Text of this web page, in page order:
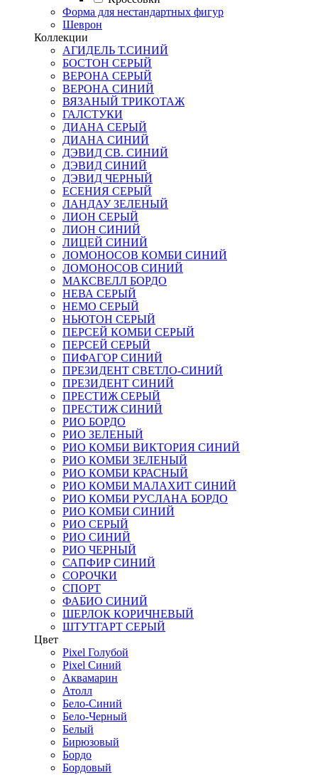
Форма для нестандартных фигур
Шеврон
Коллекции
АГИДЕЛЬ Т.СИНИЙ
БОСТОН СЕРЫЙ
ВЕРОНА СЕРЫЙ
ВЕРОНА СИНИЙ
ВЯЗАНЫЙ ТРИКОТАЖ
ГАЛСТУКИ
ДИАНА СЕРЫЙ
ДИАНА СИНИЙ
ДЭВИД СВ. СИНИЙ
ДЭВИД СИНИЙ
ДЭВИД ЧЕРНЫЙ
ЕСЕНИЯ СЕРЫЙ
ЛАНДАУ ЗЕЛЕНЫЙ
ЛИОН СЕРЫЙ
ЛИОН СИНИЙ
ЛИЦЕЙ СИНИЙ
ЛОМОНОСОВ КОМБИ СИНИЙ
ЛОМОНОСОВ СИНИЙ
МАКСВЕЛЛ БОРДО
НЕВА СЕРЫЙ
НЕМО СЕРЫЙ
НЬЮТОН СЕРЫЙ
ПЕРСЕЙ КОМБИ СЕРЫЙ
ПЕРСЕЙ СЕРЫЙ
ПИФАГОР СИНИЙ
ПРЕЗИДЕНТ СВЕТЛО-СИНИЙ
ПРЕЗИДЕНТ СИНИЙ
ПРЕСТИЖ СЕРЫЙ
ПРЕСТИЖ СИНИЙ
РИО БОРДО
РИО ЗЕЛЕНЫЙ
РИО КОМБИ ВИКТОРИЯ СИНИЙ
РИО КОМБИ ЗЕЛЕНЫЙ
РИО КОМБИ КРАСНЫЙ
РИО КОМБИ МАЛАХИТ СИНИЙ
РИО КОМБИ РУСЛАНА БОРДО
РИО КОМБИ СИНИЙ
РИО СЕРЫЙ
РИО СИНИЙ
РИО ЧЕРНЫЙ
САПФИР СИНИЙ
СОРОЧКИ
СПОРТ
ФАБИО СИНИЙ
ШЕРЛОК КОРИЧНЕВЫЙ
ШТУТГАРТ СЕРЫЙ
Цвет
Pixel Голубой
Pixel Синий
Аквамарин
Атолл
Бело-Синий
Бело-Черный
Белый
Бирюзовый
Бордо
Бордовый